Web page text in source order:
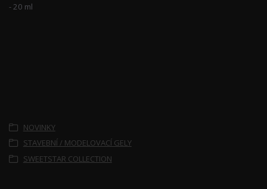
- 20 ml
NOVINKY
STAVEBNÍ / MODELOVACÍ GELY
SWEETSTAR COLLECTION